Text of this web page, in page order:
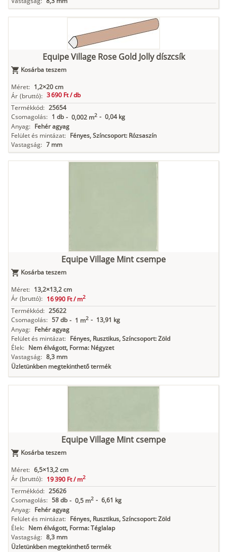
Equipe Village Rose Gold Jolly díszcsík
Kosárba teszem
Méret: 1,2×20 cm
Ár (bruttó): 3 690 Ft /db
Termékkód: 25654
Csomagolás: 1 db - 0,002 m2 - 0,04 kg
Anyag: Fehér agyag
Felület és mintázat: Fényes, Színcsoport: Rózsaszín
Vastagság: 7 mm
Equipe Village Mint csempe
Kosárba teszem
Méret: 13,2×13,2 cm
Ár (bruttó): 16 990 Ft /m2
Termékkód: 25622
Csomagolás: 57 db - 1 m2 - 13,91 kg
Anyag: Fehér agyag
Felület és mintázat: Fényes, Rusztikus, Színcsoport: Zöld
Élek: Nem élvágott, Forma: Négyzet
Vastagság: 8,3 mm
Üzletünkben megtekinthető termék
Equipe Village Mint csempe
Kosárba teszem
Méret: 6,5×13,2 cm
Ár (bruttó): 19 390 Ft /m2
Termékkód: 25626
Csomagolás: 58 db - 0,5 m2 - 6,61 kg
Anyag: Fehér agyag
Felület és mintázat: Fényes, Rusztikus, Színcsoport: Zöld
Élek: Nem élvágott, Forma: Téglalap
Vastagság: 8,3 mm
Üzletünkben megtekinthető termék